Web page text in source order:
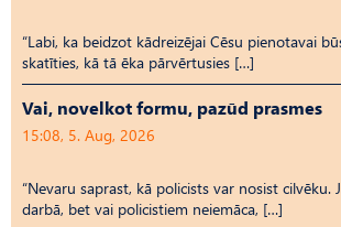
“Labi, ka beidzot kādreizējai Cēsu pienotavai
skatīties, kā tā ēka pārvērtusies […]
Vai, novelkot formu, pazūd prasmes
15:08, 5. Aug, 2026
“Nevaru saprast, kā policists var nosist cilvēku.
darbā, bet vai policistiem neiemāca, […]